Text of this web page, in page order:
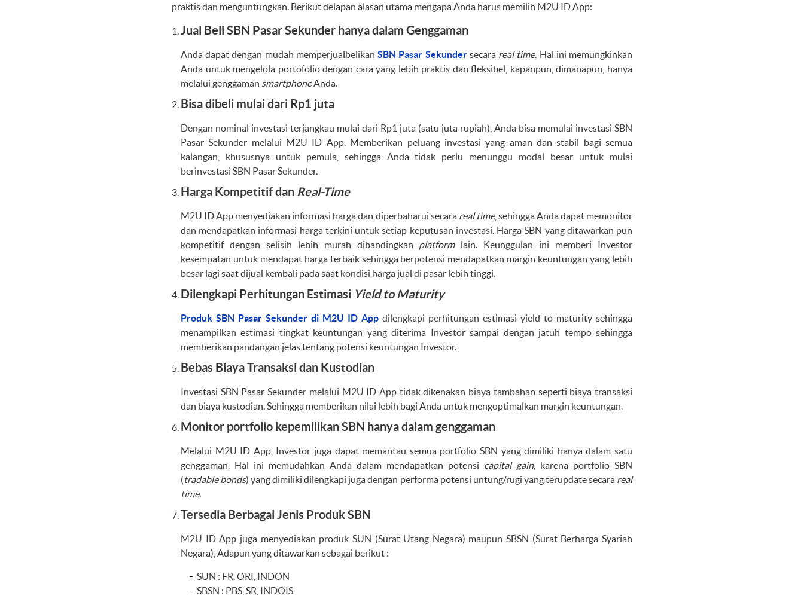
praktis dan menguntungkan. Berikut delapan alasan utama mengapa Anda harus memilih M2U ID App:
Jual Beli SBN Pasar Sekunder hanya dalam Genggaman
Anda dapat dengan mudah memperjualbelikanSBN Pasar Sekunder secara real time. Hal ini memungkinkan
Anda untuk mengelola portofolio dengan cara yang lebih praktis dan fleksibel, kapanpun, dimanapun, hanya
melalui genggaman smartphoneAnda.
Bisa dibeli mulai dari Rp1 juta
Dengan nominal investasi terjangkau mulai dari Rp1 juta (satu juta rupiah), Anda bisa memulai investasi SBN
Pasar Sekunder melalui M2U ID App. Memberikan peluang investasi yang aman dan stabil bagi semua
kalangan, khususnya untuk pemula, sehingga Anda tidak perlu menunggu modal besar untuk mulai
berinvestasi SBN Pasar Sekunder.
Harga Kompetitif dan Real-Time
M2U ID App menyediakan informasi harga dan diperbaharui secara real time, sehingga Anda dapat memonitor
dan mendapatkan informasi harga terkini untuk setiap keputusan investasi. Harga SBN yang ditawarkan pun
kompetitif dengan selisih lebih murah dibandingkan platformlain. Keunggulan ini memberi Investor
kesempatan untuk mendapat harga terbaik sehingga berpotensi mendapatkan margin keuntungan yang lebih
besar lagi saat dijual kembali pada saat kondisi harga jual di pasar lebih tinggi.
Dilengkapi Perhitungan Estimasi Yield to Maturity
Produk SBN Pasar Sekunder di M2U ID App dilengkapi perhitungan estimasi yield to maturity sehingga
menampilkan estimasi tingkat keuntungan yang diterima Investor sampai dengan jatuh tempo sehingga
memberikan pandangan jelas tentang potensi keuntungan Investor.
Bebas Biaya Transaksi dan Kustodian
Investasi SBN Pasar Sekunder melalui M2U ID App tidak dikenakan biaya tambahan seperti biaya transaksi
dan biaya kustodian. Sehingga memberikan nilai lebih bagi Anda untuk mengoptimalkan margin keuntungan.
Monitor portfolio kepemilikan SBN hanya dalam genggaman
Melalui M2U ID App, Investor juga dapat memantau semua portfolio SBN yang dimiliki hanya dalam satu
genggaman. Hal ini memudahkan Anda dalam mendapatkan potensi capital gain, karena portfolio SBN
(tradable bonds) yang dimiliki dilengkapi juga dengan performa potensi untung/rugi yang terupdate secara real
time.
Tersedia Berbagai Jenis Produk SBN
M2U ID App juga menyediakan produk SUN (Surat Utang Negara) maupun SBSN (Surat Berharga Syariah
Negara), Adapun yang ditawarkan sebagai berikut :
SUN : FR, ORI, INDON
SBSN : PBS, SR, INDOIS